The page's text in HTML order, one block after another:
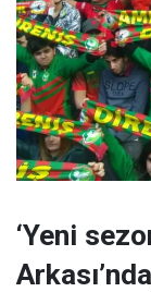
‘Yeni